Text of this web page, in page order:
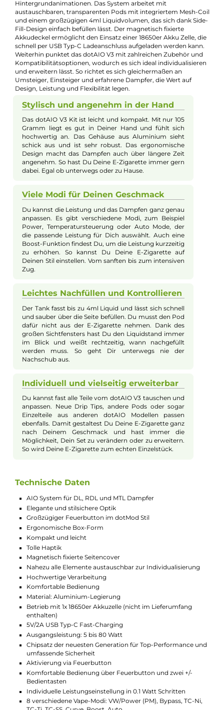
Beschreibung
Das dotAIO V3 Kit von DotMod kombiniert stilvolles Design
modernster Technik in einem leichten und handlichen
Aluminium Gehäuse. Es bietet eine maximale
von 80 Watt sowie verschiedene Dampfer-Modi, die sowohl
Direktzug (DL) als auch für Mund-zu-Lunge (MTL) geeignet
Das brillante 0,96 Zoll TFT-Farbdisplay ermöglicht eine
Bedienung und vielfältige Personalisierungsmöglichkeiten wie
unterschiedliche Farbschemata oder individuell ladbare
Hintergrundanimationen. Das System arbeitet mit
und einem großzügigen 4ml Liquidvolumen, das sich dank
Akkudeckel ermöglicht den Einsatz einer 18650er Akku Zelle,
schnell per USB Typ-C Ladeanschluss aufgeladen werden
Weiterhin punktet das dotAIO V3 mit zahlreichen Zubehör
Kompatibilitätsoptionen, wodurch es sich ideal
und erweitern lässt. So richtet es sich gleichermaßen an
Umsteiger, Einsteiger und erfahrene Dampfer, die Wert auf
Stylisch und angenehm in der Hand
Das dotAIO V3 Kit ist leicht und kompakt. Mit nur 105
Gramm liegt es gut in Deiner Hand und fühlt sich
hochwertig an. Das Gehäuse aus Aluminium sieht
schick aus und ist sehr robust. Das ergonomische
Design macht das Dampfen auch über längere Zeit
angenehm. So hast Du Deine E-Zigarette immer gern
Viele Modi für Deinen Geschmack
Du kannst die Leistung und das Dampfen ganz genau
anpassen. Es gibt verschiedene Modi, zum Beispiel
Power, Temperatursteuerung oder Auto Mode, der
die passende Leistung für Dich auswählt. Auch eine
Boost-Funktion findest Du, um die Leistung kurzzeitig
zu erhöhen. So kannst Du Deine E-Zigarette auf
Deinen Stil einstellen. Vom sanften bis zum intensiven
Zug.
Leichtes Nachfüllen und Kontrollieren
Der Tank fasst bis zu 4ml Liquid und lässt sich schnell
und sauber über die Seite befüllen. Du musst den Pod
dafür nicht aus der E-Zigarette nehmen. Dank des
großen Sichtfensters hast Du den Liquidstand immer
im Blick und weißt rechtzeitig, wann nachgefüllt
werden muss. So geht Dir unterwegs nie der
Nachschub aus.
Individuell und vielseitig erweiterbar
Experte für dieses Produkt
Kevin Maxhuni
Produkt-Manager & Experte
Experten schnell und einfach per E-Mail:
E-Mail senden